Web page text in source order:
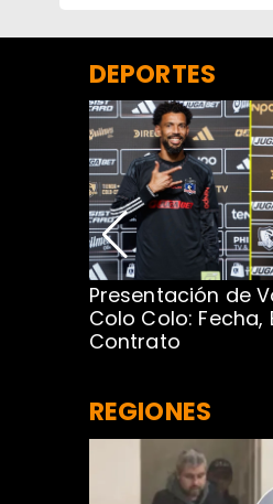
DEPORTES
Presentación de
Colo Colo: Fecha,
Contrato
REGIONES